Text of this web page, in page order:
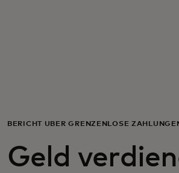
BERICHT ÜBER GRENZENLOSE
Geld